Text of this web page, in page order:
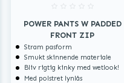
POWER PANTS W PADDED
FRONT ZIP
Stram pasform
Smukt skinnende materiale
Bliv rigtig kinky med wetlook!
Med polstret lynlås